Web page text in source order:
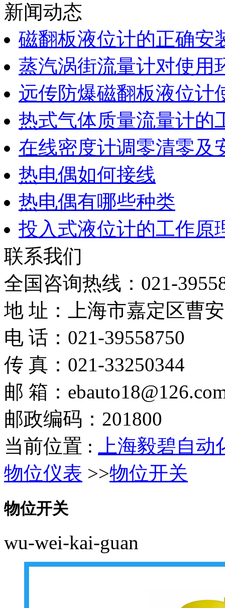
新闻动态
磁翻板液位计的正确安
蒸汽涡街流量计对使用
远传防爆磁翻板液位计
热式气体质量流量计的
在线密度计调零清零及
热电偶如何接线
热电偶有哪些种类
投入式液位计的工作原
联系我们
全国咨询热线： 021-
地 址：上海市嘉定区曹
电 话：021-39558750
传 真：021-33250344
邮 箱：
邮政编码：201800
当前位置 :
上海毅碧自
物位仪表 >>物位开关
物位开关
wu-wei-kai-guan